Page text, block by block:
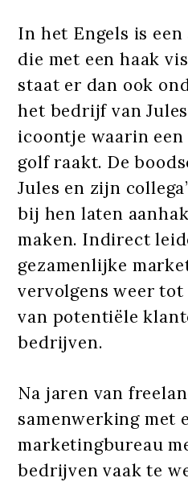
In het Engels is
die met een haak
staat er dan ook
het bedrijf van
icoontje waarin
golf raakt. De
Jules en zijn
bij hen laten
maken. Indirect
gezamenlijke
vervolgens weer
van potentiële
bedrijven.
Na jaren van
samenwerking met
marketingbureau
bedrijven vaak te